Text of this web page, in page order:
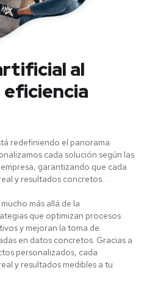
al
redefiniendo el panorama
cada solución según las
garantizando que cada
y resultados concretos. .
más allá de la
que optimizan procesos
y mejoran la toma de
en datos concretos. Gracias a
personalizados, cada
y resultados medibles a tu